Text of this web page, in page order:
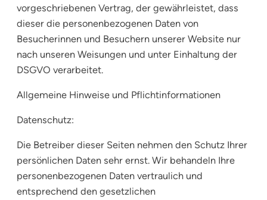
vorgeschriebenen Vertrag, der gewährleistet, dass
dieser die personenbezogenen Daten von
Besucherinnen und Besuchern unserer Website nur
nach unseren Weisungen und unter Einhaltung der
DSGVO verarbeitet.
Allgemeine Hinweise und Pflichtinformationen
Datenschutz:
Die Betreiber dieser Seiten nehmen den Schutz Ihrer
persönlichen Daten sehr ernst. Wir behandeln Ihre
personenbezogenen Daten vertraulich und
entsprechend den gesetzlichen